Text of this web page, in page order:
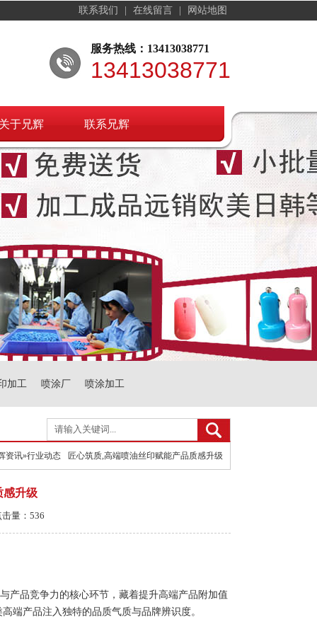
联系我们 在线留言 网站地图
服务热线：13413038771
13413038771
于兄辉 联系兄辉
加工 喷涂厂 喷涂加工
资讯»行业动态 匠心筑质,高端喷油丝印赋能产品质感升级
感升级
量：536
产品竞争力的核心环节，藏着提升高端产品附加值
端产品注入独特的品质气质与品牌辨识度。